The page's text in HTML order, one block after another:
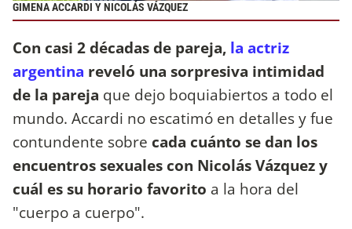
GIMENA ACCARDI Y NICOLÁS VÁZQUEZ
Con casi 2 décadas de pareja, la actriz
argentina reveló una sorpresiva intimidad
de la pareja que dejo boquiabiertos a todo el
mundo. Accardi no escatimó en detalles y fue
contundente sobre cada cuánto se dan los
encuentros sexuales con Nicolás Vázquez y
cuál es su horario favorito a la hora del
"cuerpo a cuerpo".